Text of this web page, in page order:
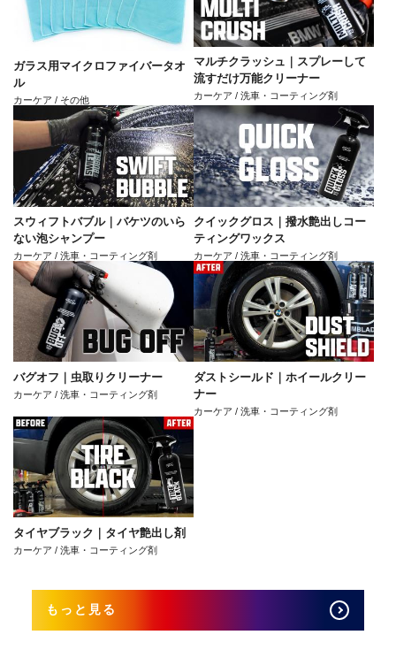
ガラス用マイクロファイバータオ
ル
カーケア / その他
マルチクラッシュ｜スプレーして
流すだけ万能クリーナー
カーケア / 洗車・コーティング剤
スウィフトバブル｜バケツのいら
ない泡シャンプー
カーケア / 洗車・コーティング剤
クイックグロス｜撥水艶出しコー
ティングワックス
カーケア / 洗車・コーティング剤
バグオフ｜虫取りクリーナー
カーケア / 洗車・コーティング剤
ダストシールド｜ホイールクリー
ナー
カーケア / 洗車・コーティング剤
タイヤブラック｜タイヤ艶出し剤
カーケア / 洗車・コーティング剤
もっと見る